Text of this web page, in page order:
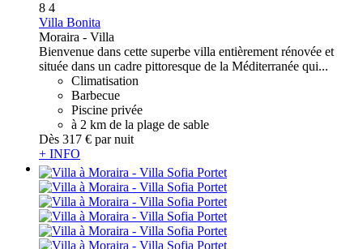
8 4
Villa Bonita
Moraira - Villa
Bienvenue dans cette superbe villa entièrement rénovée et
située dans un cadre pittoresque de la Méditerranée qui...
Climatisation
Barbecue
Piscine privée
à 2 km de la plage de sable
Dès 317 € par nuit
+ INFO